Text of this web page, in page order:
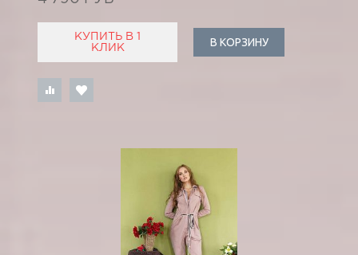
КУПИТЬ В 1
КЛИК
В КОРЗИНУ